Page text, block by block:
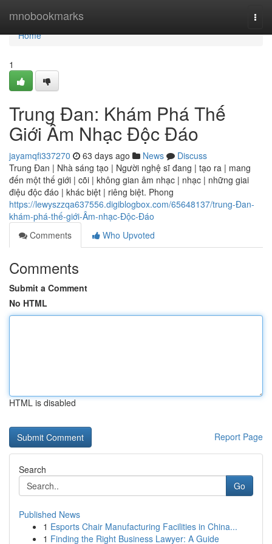
mnobookmarks
Home
Home
1
Trung Đan: Khám Phá Thế
Giới Âm Nhạc Độc Đáo
jayamqfi337270 63 days ago News
Discuss
Trung Đan | Nhà sáng tạo | Người nghệ sĩ đang | tạo ra | mang
đến một thế giới | cõi | không gian âm nhạc | nhạc | những giai
điệu độc đáo | khác biệt | riêng biệt. Phong
https://lewyszzqa637556.digiblogbox.com/65648137/trung-Đan-
khám-phá-thế-giới-Âm-nhạc-Độc-Đáo
Comments
Who Upvoted
Comments
Submit a Comment
No HTML
HTML is disabled
Report Page
Search
Go
Published News
1 Esports Chair Manufacturing Facilities in China...
1 Finding the Right Business Lawyer: A Guide